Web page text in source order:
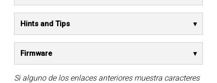
Hints and Tips
Firmware
Si alguno de los enlaces anteriores muestra caracteres